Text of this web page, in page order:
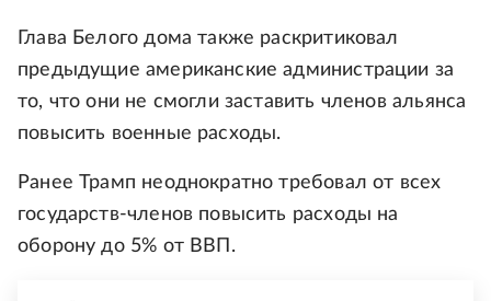
Глава Белого дома также раскритиковал
предыдущие американские администрации за
то, что они не смогли заставить членов альянса
повысить военные расходы.
Ранее Трамп неоднократно требовал от всех
государств-членов повысить расходы на
оборону до 5% от ВВП.